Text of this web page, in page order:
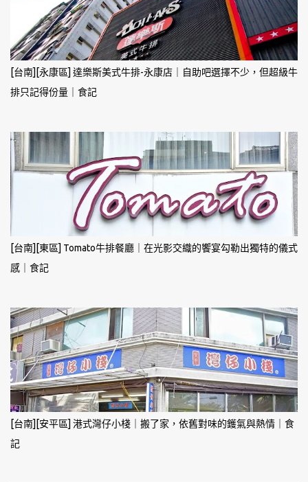
[台南][永康區] 達樂斯美式牛排-永康店｜自助吧選擇不少，但超級牛
排只記得份量｜食記
[台南][東區] Tomato牛排餐廳｜在光影交織的饗宴勾勒出獨特的儀式
感｜食記
[台南][安平區] 港式灣仔小棧｜搬了家，依舊對味的鑊氣與熱情｜食
記